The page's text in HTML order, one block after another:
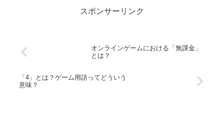
スポンサーリンク
オンラインゲームにおける「無課金」
とは？
「4」とは？ゲーム用語ってどういう
意味？